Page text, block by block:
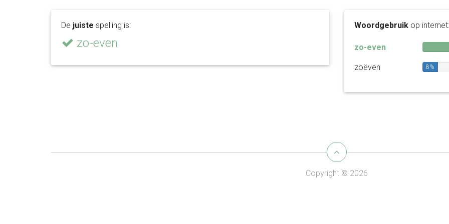
De juiste spelling is:
zo-even
Woordgebruik op internet:
zo-even
zoëven 8%
Copyright © 2026